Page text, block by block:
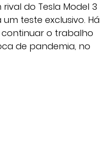
rival do Tesla Model 3
teste exclusivo. Há
o trabalho
de pandemia, no